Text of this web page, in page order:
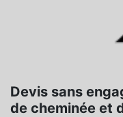
Devis sans
de cheminée et